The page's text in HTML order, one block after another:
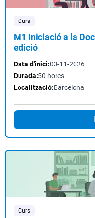
Curs
M1 Iniciació a la
edició
Data d'inici:03-11-2026
Durada:50 hores
Localització:Barcelona
Curs